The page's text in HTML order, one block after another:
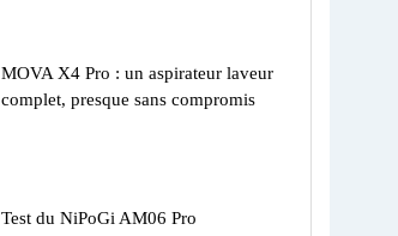
MOVA X4 Pro : un aspirateur laveur
complet, presque sans compromis
Test du NiPoGi AM06 Pro